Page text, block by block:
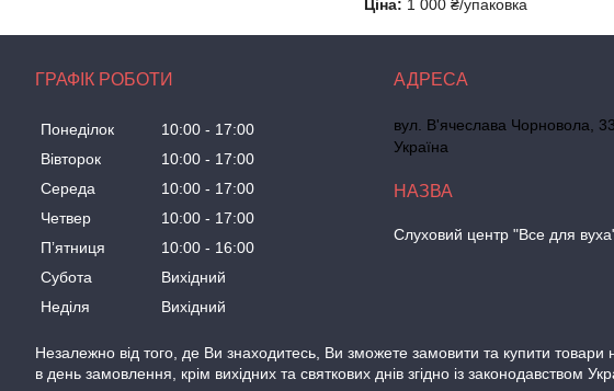
Ціна: 1 000 ₴/упаковка
ГРАФІК РОБОТИ
Понеділок 10:00
17:00
Вівторок
10:00
17:00
Середа
10:00
17:00
Четвер
10:00
17:00
Пʼятниця
10:00
16:00
Субота
Вихідний
Неділя
Вихідний
вул. В'ячеслава Чорновола,
Україна
Слуховий центр "Все для
Незалежно від того, де Ви знаходитесь, Ви зможете замовити та купити товари
в день замовлення, крім вихідних та святкових днів згідно із законодавством